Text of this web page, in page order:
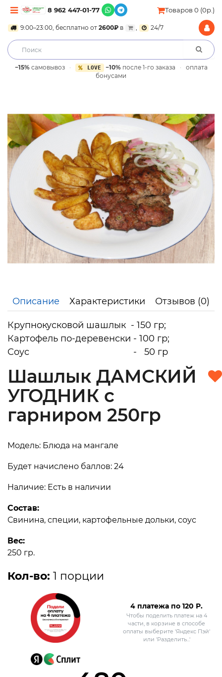
8 962 447-01-77 Товаров 0 (0р.)
9:00–23:00, бесплатно от 2600₽ в , 24/7
−15%самовывоз · LOVE −10%после 1-го заказа ·
оплата
бонусами
Описание Характеристики Отзывов (0)
Крупнокусковой шашлык - 150 гр;
Картофель по-деревенски - 100 гр;
Соус - 50 гр
Шашлык ДАМСКИЙ
УГОДНИК с
гарниром 250гр
Модель: Блюда на мангале
Будет начислено баллов: 24
Наличие: Есть в наличии
Состав:
Свинина, специи, картофельные дольки, соус
Вес:
250 гр.
Кол-во: 1 порции
4 платежа по 120 Р.
Чтобы поделить платеж на 4
части, в корзине в способе
оплаты выберите 'Яндекс Пэй'
или 'Разделить...'